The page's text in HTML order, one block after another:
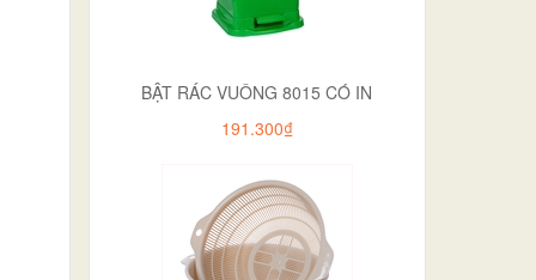
BẬT RÁC VUÔNG 8015 CÓ IN
191.300₫